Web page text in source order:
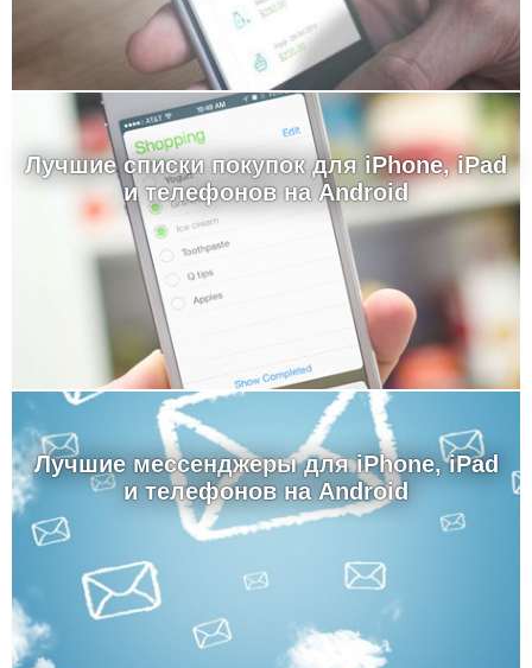
Лучшие cписки покупок для iPhone, iPad
и телефонов на Android
Лучшие мессенджеры для iPhone, iPad
и телефонов на Android